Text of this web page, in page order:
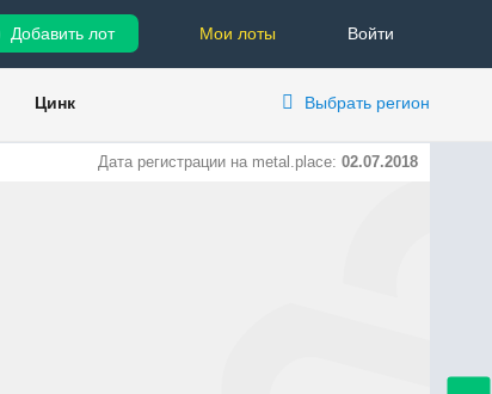
Войти
Мои лоты
Добавить лот
Цинк Выбрать регион
Дата регистрации на metal.place: 02.07.2018